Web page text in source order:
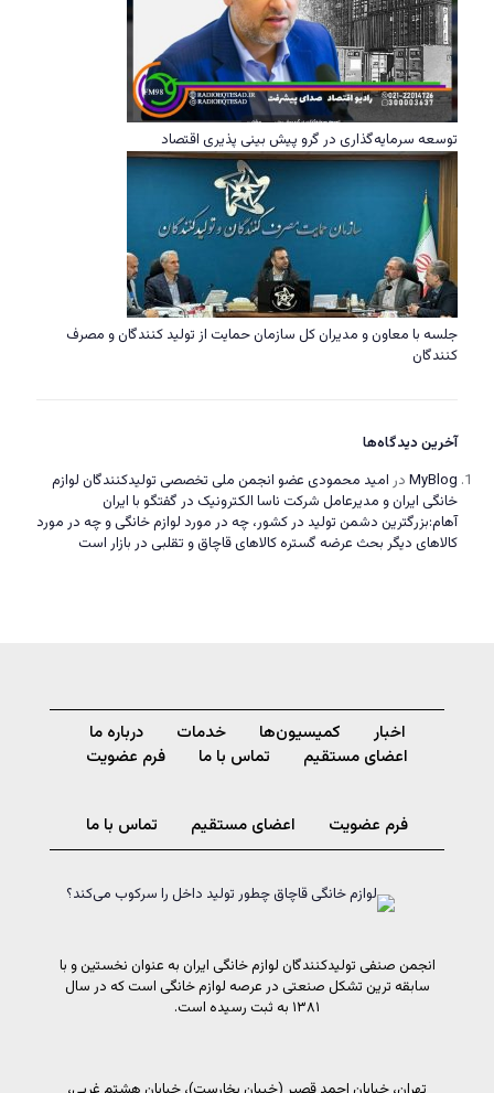
توسعه سرمایه‌گذاری در گرو پیش بینی پذیری اقتصاد
جلسه با معاون و مدیران کل سازمان حمایت از تولید کنندگان و مصرف
کنندگان
آخرین دیدگاه‌ها
MyBlog در امید محمودی عضو انجمن ملی تخصصی تولیدکنندگان لوازم
خانگی ایران و مدیرعامل شرکت ناسا الکترونیک در گفتگو با ایران
آهام:بزرگترین دشمن تولید در کشور، چه در مورد لوازم خانگی و چه در مورد
کالاهای دیگر بحث عرضه گستره کالاهای قاچاق و تقلبی در بازار است
اخبار کمیسیون‌ها خدمات
درباره ما
اعضای مستقیم
تماس با ما فرم عضویت
فرم عضویت اعضای مستقیم تماس با ما
انجمن صنفی تولیدکنندگان لوازم خانگی ایران به عنوان نخستین و با
سابقه ترین تشکل صنعتی در عرصه لوازم خانگی است که در سال
۱۳۸۱ به ثبت رسیده است.